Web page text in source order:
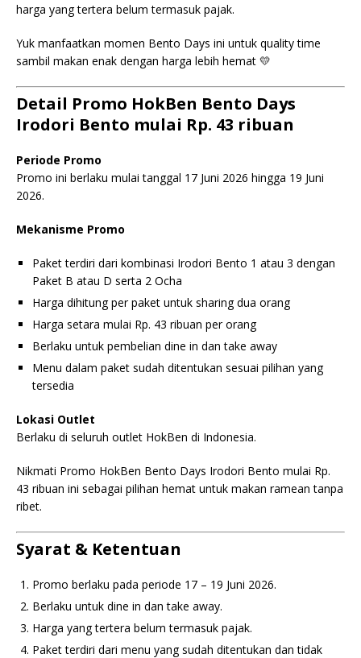
harga yang tertera belum termasuk pajak.
Yuk manfaatkan momen Bento Days ini untuk quality time
sambil makan enak dengan harga lebih hemat 💛
Detail Promo HokBen Bento Days
Irodori Bento mulai Rp. 43 ribuan
Periode Promo
Promo ini berlaku mulai tanggal 17 Juni 2026 hingga 19 Juni
2026.
Mekanisme Promo
Paket terdiri dari kombinasi Irodori Bento 1 atau 3 dengan
Paket B atau D serta 2 Ocha
Harga dihitung per paket untuk sharing dua orang
Harga setara mulai Rp. 43 ribuan per orang
Berlaku untuk pembelian dine in dan take away
Menu dalam paket sudah ditentukan sesuai pilihan yang
tersedia
Lokasi Outlet
Berlaku di seluruh outlet HokBen di Indonesia.
Nikmati Promo HokBen Bento Days Irodori Bento mulai Rp.
43 ribuan ini sebagai pilihan hemat untuk makan ramean tanpa
ribet.
Syarat & Ketentuan
Promo berlaku pada periode 17 – 19 Juni 2026.
Berlaku untuk dine in dan take away.
Harga yang tertera belum termasuk pajak.
Paket terdiri dari menu yang sudah ditentukan dan tidak